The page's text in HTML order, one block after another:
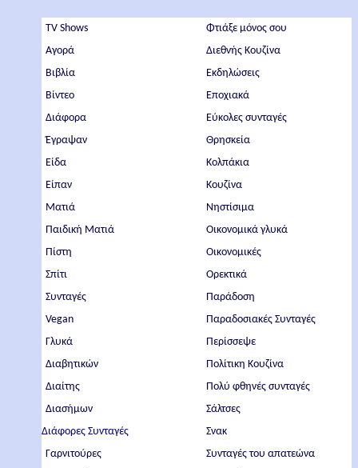
TV Shows
Αγορά
Βιβλία
Βίντεο
Διάφορα
Έγραψαν
Είδα
Είπαν
Ματιά
Παιδική Ματιά
Πίστη
Σπίτι
Συνταγές
Vegan
Γλυκά
Διαβητικών
Διαίτης
Διασήμων
Διάφορες Συνταγές
Γαρνιτούρες
Φτιάξε μόνος σου
Διεθνής Κουζίνα
Εκδηλώσεις
Εποχιακά
Εύκολες συνταγές
Θρησκεία
Κολπάκια
Κουζίνα
Νηστίσιμα
Οικονομικά γλυκά
Οικονομικές
Ορεκτικά
Παράδοση
Παραδοσιακές Συνταγές
Περίσσεψε
Πολίτικη Κουζίνα
Πολύ φθηνές συνταγές
Σάλτσες
Σνακ
Συνταγές του απατεώνα